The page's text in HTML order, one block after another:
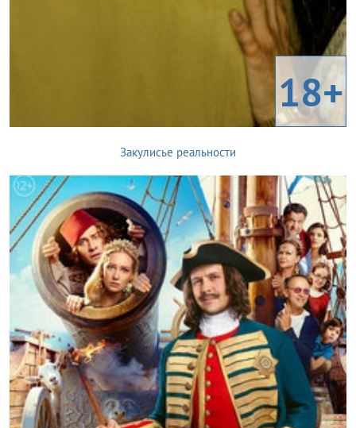
18+
Закулисье реальности